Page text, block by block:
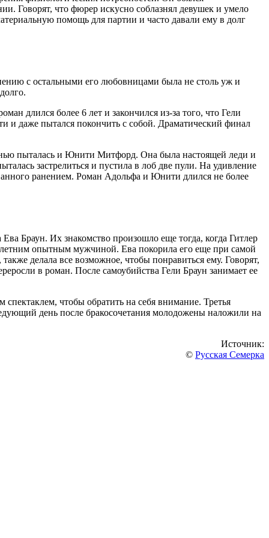
Говорят, что фюрер искусно соблазнял девушек и умело
помощь для партии и часто давали ему в долг
с остальными его любовницами была не столь уж и
длился более 6 лет и закончился из-за того, что Гели
и даже пытался покончить с собой. Драматический финал
пыталась и Юнити Митфорд. Она была настоящей леди и
застрелиться и пустила в лоб две пули. На удивление
ранением. Роман Адольфа и Юнити длился не более
Браун. Их знакомство произошло еще тогда, когда Гитлер
опытным мужчиной. Ева покорила его еще при самой
делала все возможное, чтобы понравиться ему. Говорят,
в роман. После самоубийства Гели Браун занимает ее
чтобы обратить на себя внимание. Третья
день после бракосочетания молодожены наложили на
Источник:
© Русская Семерка